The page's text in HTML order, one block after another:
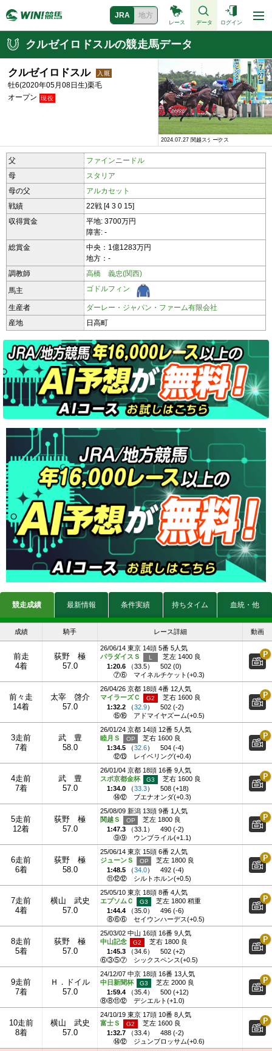
JRA 地方
レース データ ログイン
クルゼイロドスルの競走馬データ
クルゼイロドスル
牡6(2020年05月08日生)栗毛
オープン
2024.07.27 関越ステークス
父
ファインニードル
母
スタリア
母の父
アルカセット
戦績
22戦 [4 3 0 15]
収得賞金
平地: 3700万円
障害: -
総賞金
中央：1億1283万円
地方：-
調教師
高橋 義忠(関西)
馬主
ゴドルフィン
生産者
ダーレー・ジャパン・ファーム有限会社
産地
日高町
競走成績 最新情報 条件実績 持ちタイム 血統・他
成績 騎手 レース詳細 動画
前走
4着
荻野 極
57.0
26/06/14 東京 14頭 5番 5人気
パラダイスＳ
芝左 1400 良
1:20.6 （33.5）
502 (0)
⑦⑥
マイネルチケット(+0.3)
前々走
14着
太宰 啓介
57.0
26/04/26 京都 18頭 4番 12人気
マイラーズＣ
芝右 1600 良
1:32.2 （32.9）
502 (-2)
⑮⑯
アドマイヤズーム(+0.5)
3走前
7着
武 豊
58.0
26/01/24 京都 14頭 12番 5人気
睦月Ｓ
芝右 1600 良
1:34.5 （32.6）
504 (-4)
⑫⑬
レイベリング(+0.4)
4走前
7着
武 豊
57.0
26/01/04 京都 18頭 16番 9人気
スポ京都金杯
芝右 1600 良
1:34.0 （33.3）
508 (+18)
⑭⑫
ブエナオンダ(+0.3)
5走前
12着
荻野 極
57.0
25/08/09 新潟 13頭 9番 1人気
関越Ｓ
芝左 1800 良
1:47.3 （33.1 ）
490 (-2)
⑨⑨
ウンブライル(+1.1)
6走前
6着
荻野 極
58.0
25/06/14 東京 15頭 6番 2人気
ジューンＳ
芝左 1800 良
1:48.5 （34.0）
492 (-4)
⑪⑫⑫
シルトホルン(+0.5)
7走前
4着
横山 武史
57.0
25/05/10 東京 18頭 8番 4人気
エプソムＣ
芝左 1800 稍重
1:44.4 （35.0）
496 (-6)
⑧⑥⑥
セイウンハーデス(+0.5)
8走前
5着
荻野 極
57.0
25/03/02 中山 16頭 16番 9人気
中山記念
芝右 1800 良
1:45.3 （34.6）
502 (+2)
⑥③⑤⑦
シックスペンス(+0.5)
9走前
7着
Ｈ．ドイル
57.0
24/12/07 中京 18頭 16番 13人気
中日新聞杯
芝左 2000 良
1:59.4 （35.4）
500 (+12)
⑧⑧⑪⑫
デシエルト(+1.0)
10走前
8着
横山 武史
57.0
24/10/19 東京 17頭 10番 8人気
富士Ｓ
芝左 1600 良
1:32.7 （33.4）
488 (-2)
⑭⑫
ジュンブロッサム(+0.6)